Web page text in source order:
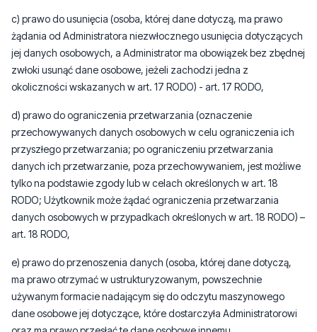
c) prawo do usunięcia (osoba, której dane dotyczą, ma prawo
żądania od Administratora niezwłocznego usunięcia dotyczących
jej danych osobowych, a Administrator ma obowiązek bez zbędnej
zwłoki usunąć dane osobowe, jeżeli zachodzi jedna z
okoliczności wskazanych w art. 17 RODO) - art. 17 RODO,
d) prawo do ograniczenia przetwarzania (oznaczenie
przechowywanych danych osobowych w celu ograniczenia ich
przyszłego przetwarzania; po ograniczeniu przetwarzania
danych ich przetwarzanie, poza przechowywaniem, jest możliwe
tylko na podstawie zgody lub w celach określonych w art. 18
RODO; Użytkownik może żądać ograniczenia przetwarzania
danych osobowych w przypadkach określonych w art. 18 RODO) –
art. 18 RODO,
e) prawo do przenoszenia danych (osoba, której dane dotyczą,
ma prawo otrzymać w ustrukturyzowanym, powszechnie
używanym formacie nadającym się do odczytu maszynowego
dane osobowe jej dotyczące, które dostarczyła Administratorowi